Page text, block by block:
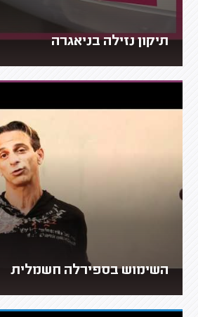
תיקון נזילה בניאגרה
השימוש בספירלה חשמלית